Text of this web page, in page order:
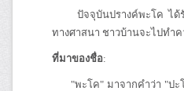
ปัจจุบันปรางค์พะโค ได้รับก
ทางศาสนา ชาวบ้านจะไปทำ
ที่มาของชื่อ:
"พะโค" มาจากคำว่า "ปะโค